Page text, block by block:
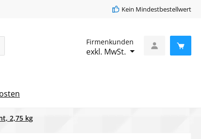
Kein Mindestbestellwert
Firmenkunden
exkl. MwSt.
2,75 kg